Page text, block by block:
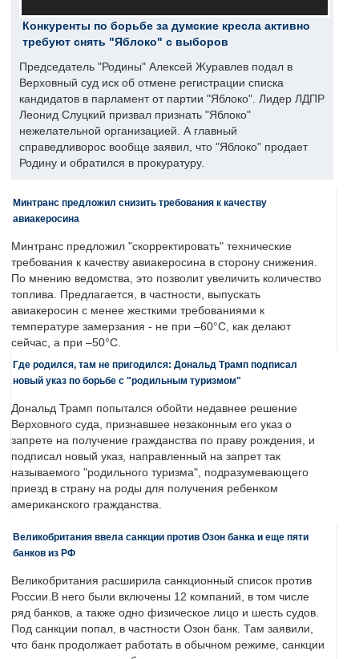
Конкуренты по борьбе за думские кресла активно
требуют снять "Яблоко" с выборов
Председатель "Родины" Алексей Журавлев подал в
Верховный суд иск об отмене регистрации списка
кандидатов в парламент от партии "Яблоко". Лидер ЛДПР
Леонид Слуцкий призвал признать "Яблоко"
нежелательной организацией. А главный
справедливорос вообще заявил, что "Яблоко" продает
Родину и обратился в прокуратуру.
Минтранс предложил снизить требования к качеству
авиакеросина
Минтранс предложил "скорректировать" технические
требования к качеству авиакеросина в сторону снижения.
По мнению ведомства, это позволит увеличить количество
топлива. Предлагается, в частности, выпускать
авиакеросин с менее жесткими требованиями к
температуре замерзания - не при –60°C, как делают
сейчас, а при –50°C.
Где родился, там не пригодился: Дональд Трамп подписал
новый указ по борьбе с "родильным туризмом"
Дональд Трамп попытался обойти недавнее решение
Верховного суда, признавшее незаконным его указ о
запрете на получение гражданства по праву рождения, и
подписал новый указ, направленный на запрет так
называемого "родильного туризма", подразумевающего
приезд в страну на роды для получения ребенком
американского гражданства.
Великобритания ввела санкции против Озон банка и еще пяти
банков из РФ
Великобритания расширила санкционный список против
России.В него были включены 12 компаний, в том числе
ряд банков, а также одно физическое лицо и шесть судов.
Под санкции попал, в частности Озон банк. Там заявили,
что банк продолжает работать в обычном режиме, санкции